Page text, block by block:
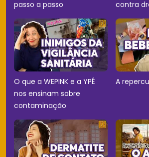
passo a passo contra
O que a WEPINK e a YPÊ
nos ensinam sobre
contaminação
A